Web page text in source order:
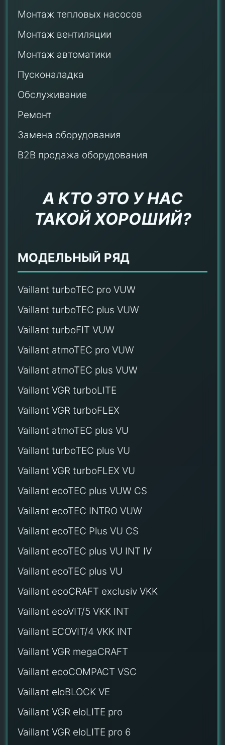
Монтаж тепловых насосов
Монтаж вентиляции
Монтаж автоматики
Пусконаладка
Обслуживание
Ремонт
Замена оборудования
B2B продажа оборудования
А КТО ЭТО У НАС
ТАКОЙ ХОРОШИЙ?
МОДЕЛЬНЫЙ РЯД
Vaillant turboTEC pro VUW
Vaillant turboTEC plus VUW
Vaillant turboFIT VUW
Vaillant atmoTEC pro VUW
Vaillant atmoTEC plus VUW
Vaillant VGR turboLITE
Vaillant VGR turboFLEX
Vaillant atmoTEC plus VU
Vaillant turboTEC plus VU
Vaillant VGR turboFLEX VU
Vaillant ecoTEC plus VUW CS
Vaillant ecoTEC INTRO VUW
Vaillant ecoTEC Plus VU CS
Vaillant ecoTEC plus VU INT IV
Vaillant ecoTEC plus VU
Vaillant ecoCRAFT exclusiv VKK
Vaillant ecoVIT/5 VKK INT
Vaillant ECOVIT/4 VKK INT
Vaillant VGR megaCRAFT
Vaillant ecoCOMPACT VSC
Vaillant eloBLOCK VE
Vaillant VGR eloLITE pro
Vaillant VGR eloLITE pro 6